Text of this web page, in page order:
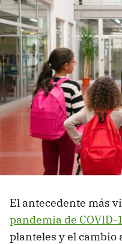
El antecedente más
pandemia de COVID-
planteles y el cambio